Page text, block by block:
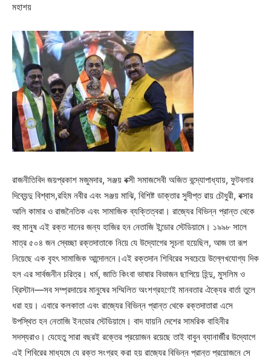
মহাশয়
রাজনীতিবিদ জয়প্রকাশ মজুমদার, সঞ্জয় বক্সী সমাজসেবী অজিত বন্দ্যোপাধ্যায়, ফুটবলার
দিব্যেন্দু বিশ্বাস,রহিম নবীর এবং সঞ্জয় মাঝি, বিশিষ্ট ডাক্তার সুদীপ্ত রায় চৌধুরী, বক্সার
আলি কামার ও রাজনৈতিক এবং সামাজিক ব্যক্তিত্বরা। রাজ্যের বিভিন্ন প্রান্ত থেকে
বহু মানুষ এই রক্ত দানের জন্য হাজির হন নেতাজি ইন্ডোর স্টেডিয়ামে। ১৯৯৮ সালে
মাত্র ৫০৪ জন স্বেচ্ছা রক্তদাতাকে নিয়ে যে উদ্যোগের সূচনা হয়েছিল, আজ তা রূপ
নিয়েছে এক বৃহৎ সামাজিক আন্দোলনে।এই রক্তদান শিবিরের সবচেয়ে উল্লেখযোগ্য দিক
হল এর সার্বজনীন চরিত্র। ধর্ম, জাতি কিংবা ভাষার বিভাজন ছাপিয়ে হিন্দু, মুসলিম ও
খ্রিস্টান—সব সম্প্রদায়ের মানুষের সম্মিলিত অংশগ্রহণেই মানবতার ঐক্যের বার্তা তুলে
ধরা হয়। এবারে কলকাতা এবং রাজ্যের বিভিন্ন প্রান্ত থেকে রক্তদাতারা এসে
উপস্থিত হন নেতাজি ইনডোর স্টেডিয়ামে। বাদ যায়নি দেশের সামরিক বাহিনীর
সদস্যরাও। যেহেতু সারা বছরই রক্তের প্রয়োজন রয়েছে তাই বাবুন ব্যানার্জীর উদ্যোগে
এই শিবিরের মাধ্যমে যে রক্ত সংগ্রহ করা হয় রাজ্যের বিভিন্ন প্রান্ত প্রয়োজনে সে